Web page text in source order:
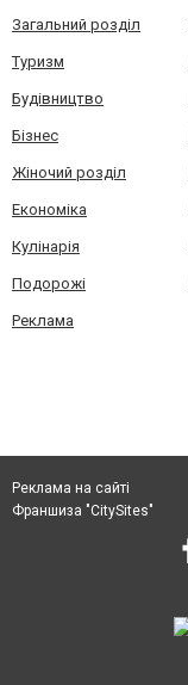
Загальний розділ
Туризм
Будівництво
Бізнес
Жіночий розділ
Економіка
Кулінарія
Подорожі
Реклама
Реклама на сайті
Франшиза "CitySites"